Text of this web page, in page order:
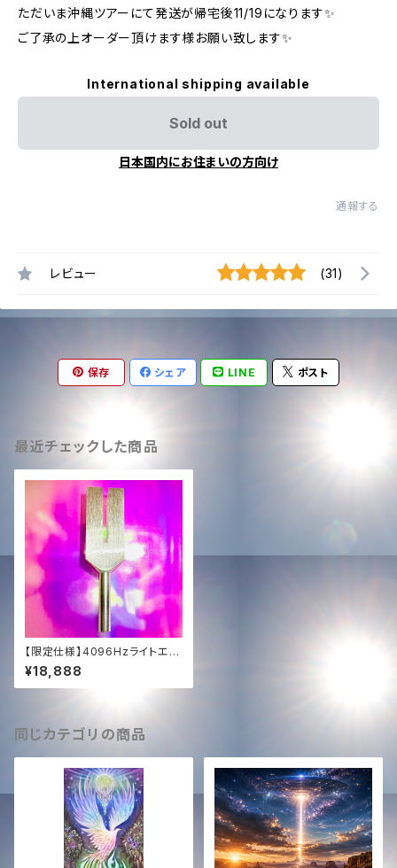
ただいま沖縄ツアーにて発送が帰宅後11/19になります✨
ご了承の上オーダー頂けます様お願い致します✨
International shipping available
Sold out
日本国内にお住まいの方向け
通報する
レビュー (31)
保存 シェア LINE ポスト
最近チェックした商品
【限定仕様】4096Hzライトエナ
ジー音叉｜エンジェルゲート・ヒ
ーリングツール✨
¥18,888
同じカテゴリの商品